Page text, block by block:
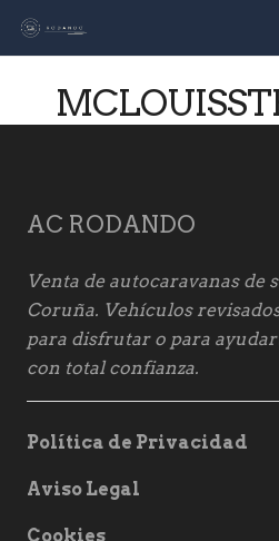
AC RODANDO
Venta de autocaravanas de
Coruña. Vehículos
para disfrutar o para
con total confianza.
Política de Privacidad
Aviso Legal
Cookies